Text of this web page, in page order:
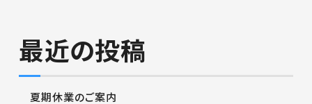
最近の投稿
夏期休業のご案内